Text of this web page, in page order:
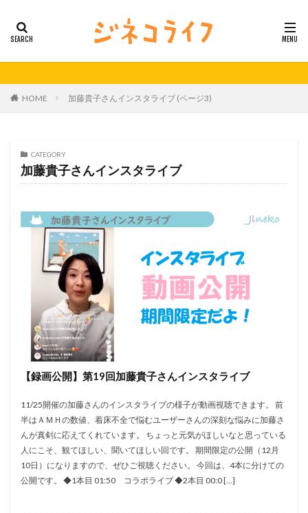
HOME 加藤貴子さんインスタライブ (ページ3)
CATEGORY
加藤貴子さんインスタライブ
【録画公開】第19回加藤貴子さんインスタライブ
11/25開催の加藤さんのインスタライブの様子が動画視聴できます。 前
半はＡＭＨの数値、着床不全で悩むユーザーさんの深刻な悩みに加藤さ
んが真剣に応えてくれています。 ちょっと元気がほしいなと思っている
人にこそ、観てほしい、聞いてほしい回です。 期間限定の公開（12月
10日）になりますので、ぜひご視聴ください。 今回は、4本に分けての
公開です。 ◆1本目 01:50 コラボライブ ◆2本目 00:0 […]
男性不妊